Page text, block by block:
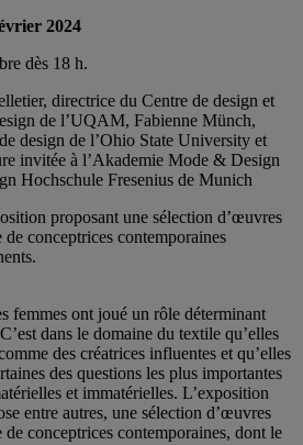
2024
dès 18 h.
directrice du Centre de design et
de l’UQAM, Fabienne Münch,
design de l’Ohio State University et
invitée à l’Akademie Mode & Design
Hochschule Fresenius de Munich
proposant une sélection d’œuvres
conceptrices contemporaines
femmes ont joué un rôle déterminant
dans le domaine du textile qu’elles
des créatrices influentes et qu’elles
des questions les plus importantes
et immatérielles. L’exposition
entre autres, une sélection d’œuvres
conceptrices contemporaines, dont le